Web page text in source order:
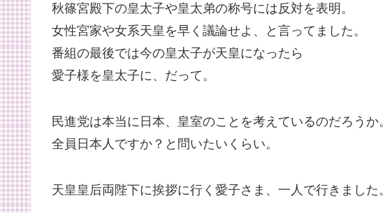
秋篠宮殿下の皇太子や皇太弟の称号には反対を表明。
女性宮家や女系天皇を早く議論せよ、と言ってました。
番組の最後では今の皇太子が天皇になったら
愛子様を皇太子に、だって。
民進党は本当に日本、皇室のことを考えているのだろうか。
全員日本人ですか？と問いたいくらい。
天皇皇后両陛下に挨拶に行く愛子さま、一人で行きました。